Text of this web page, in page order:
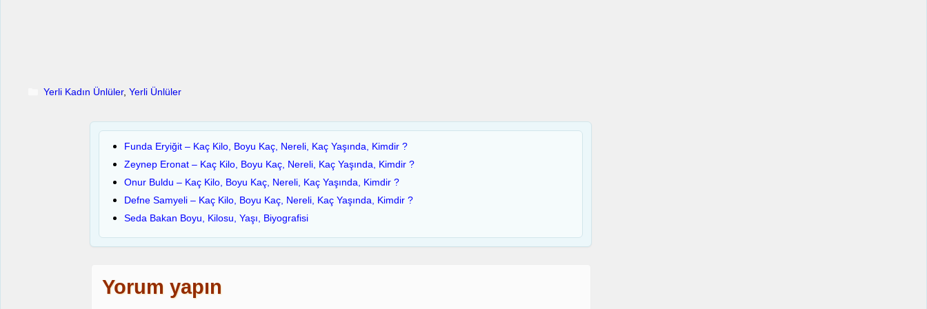
Kategoriler
Yerli Kadın Ünlüler, Yerli Ünlüler
Funda Eryiğit – Kaç Kilo, Boyu Kaç, Nereli, Kaç Yaşında, Kimdir ?
Zeynep Eronat – Kaç Kilo, Boyu Kaç, Nereli, Kaç Yaşında, Kimdir ?
Onur Buldu – Kaç Kilo, Boyu Kaç, Nereli, Kaç Yaşında, Kimdir ?
Defne Samyeli – Kaç Kilo, Boyu Kaç, Nereli, Kaç Yaşında, Kimdir ?
Seda Bakan Boyu, Kilosu, Yaşı, Biyografisi
Yorum yapın